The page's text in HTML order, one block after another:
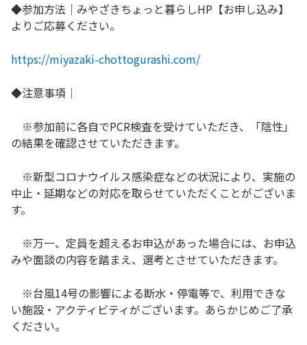
◆参加方法｜みやざきちょっと暮らしHP【お申し込み】
よりご応募ください。
https://miyazaki-chottogurashi.com/
◆注意事項｜
※参加前に各自でPCR検査を受けていただき、「陰性」
の結果を確認させていただきます。
※新型コロナウイルス感染症などの状況により、実施の
中止・延期などの対応を取らせていただくことがございま
す。
※万一、定員を超えるお申込があった場合には、お申込
みや面談の内容を踏まえ、選考とさせていただきます。
※台風14号の影響による断水・停電等で、利用できな
い施設・アクティビティがございます。あらかじめご了承
ください。